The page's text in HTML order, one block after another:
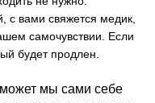
с вами свяжется медик,
самочувствии. Если
будет продлен.
может мы сами себе